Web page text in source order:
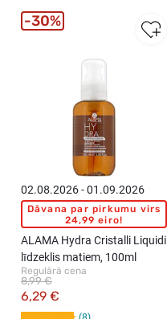
02.08.2026 - 01.09.2026
Dāvana par pirkumu virs
24,99 eiro!
ALAMA Hydra Cristalli Liquidi
līdzeklis matiem, 100ml
Regulārā cena
6,29 €
8,99 €
30%